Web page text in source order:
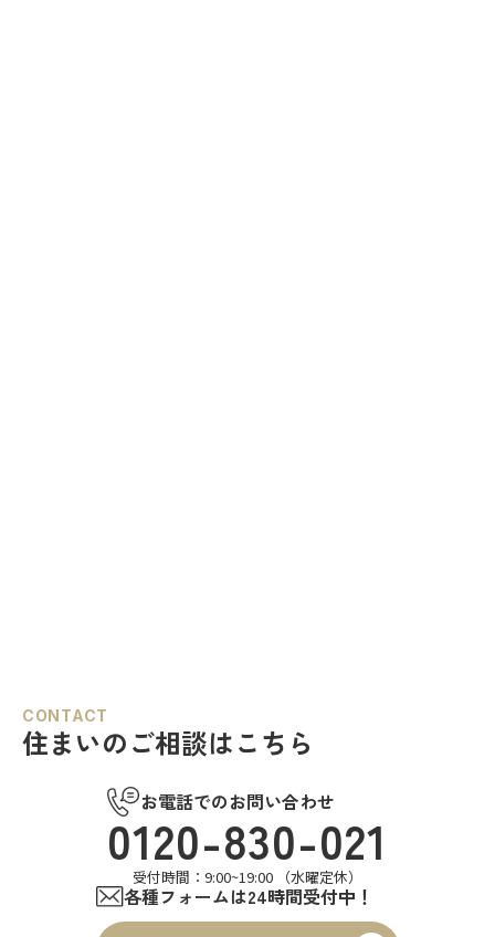
CONTACT
住まいのご相談はこちら
お電話でのお問い合わせ
0120-830-021
受付時間：9:00~19:00 （水曜定休）
各種フォームは24時間受付中！